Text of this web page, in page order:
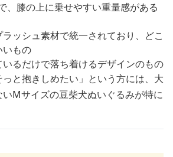
、膝の上に乗せやすい重量感がある
ッシュ素材で統一されており、どこ
いもの
るだけで落ち着けるデザインのもの
っと抱きしめたい」という方には、大
Mサイズの豆柴犬ぬいぐるみが特に